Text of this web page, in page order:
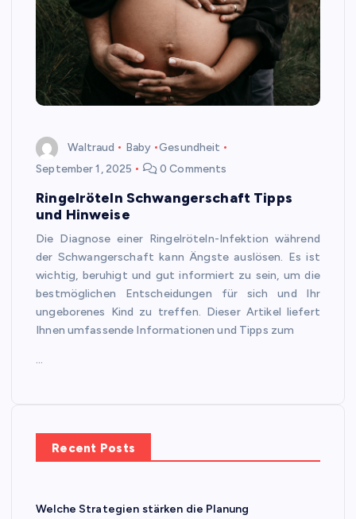
Waltraud Baby Gesundheit
September 1, 2025
0 Comments
Ringelröteln Schwangerschaft Tipps
und Hinweise
Die Diagnose einer Ringelröteln-Infektion während
der Schwangerschaft kann Ängste auslösen. Es ist
wichtig, beruhigt und gut informiert zu sein, um die
bestmöglichen Entscheidungen für sich und Ihr
ungeborenes Kind zu treffen. Dieser Artikel liefert
Ihnen umfassende Informationen und Tipps zum
…
Recent Posts
Welche Strategien stärken die Planung